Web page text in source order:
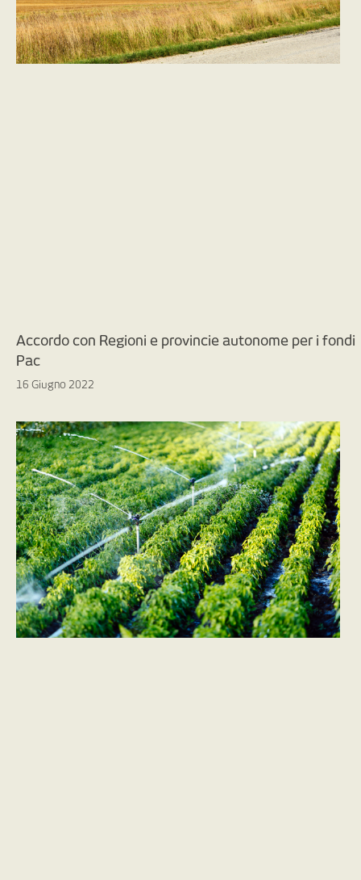
Accordo con Regioni e provincie autonome per i fondi
Pac
16 Giugno 2022